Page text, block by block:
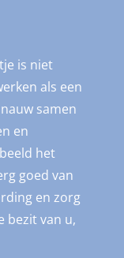
is niet
als een
samen
en
het
goed van
en zorg
bezit van u,